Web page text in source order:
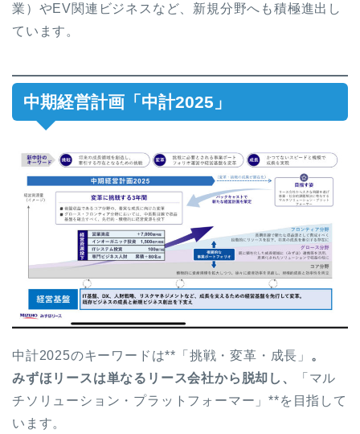
業）やEV関連ビジネスなど、新規分野へも積極進出し
ています。
中期経営計画「中計2025」
中計2025のキーワードは**「挑戦・変革・成長」
。
みずほリースは単なるリース会社から脱却し、
「マル
チソリューション・プラットフォーマー」**を目指して
います。